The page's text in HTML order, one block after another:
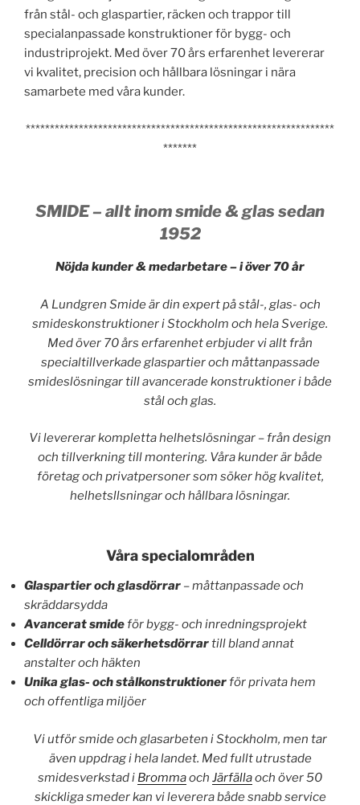
från stål- och glaspartier, räcken och trappor till
specialanpassade konstruktioner för bygg- och
industriprojekt. Med över 70 års erfarenhet levererar
vi kvalitet, precision och hållbara lösningar i nära
samarbete med våra kunder.
****************************************************************
*******
SMIDE – allt inom smide & glas sedan
1952
Nöjda kunder & medarbetare – i över 70 år
A Lundgren Smide är din expert på stål-, glas- och
smideskonstruktioner i Stockholm och hela Sverige.
Med över 70 års erfarenhet erbjuder vi allt från
specialtillverkade glaspartier och måttanpassade
smideslösningar till avancerade konstruktioner i både
stål och glas.
Vi levererar kompletta helhetslösningar – från design
och tillverkning till montering. Våra kunder är både
företag och privatpersoner som söker hög kvalitet,
helhetsllsningar och hållbara lösningar.
Våra specialområden
Glaspartier och glasdörrar – måttanpassade och
skräddarsydda
Avancerat smideför bygg- och inredningsprojekt
Celldörrar och säkerhetsdörrartill bland annat
anstalter och häkten
Unika glas- och stålkonstruktionerför privata hem
och offentliga miljöer
Vi utför smide och glasarbeten i Stockholm, men tar
även uppdrag i hela landet. Med fullt utrustade
smidesverkstad i Brommaoch Järfällaoch över 50
skickliga smeder kan vi leverera både snabb service